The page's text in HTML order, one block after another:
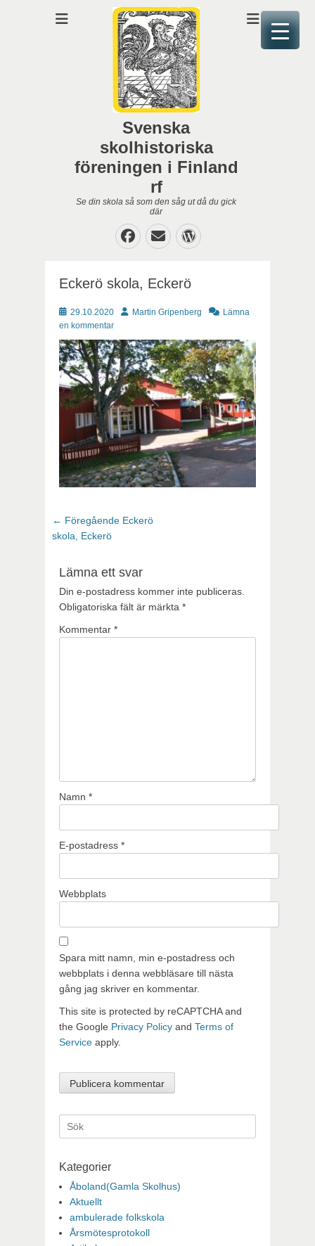
Svenska
skolhistoriska
föreningen i Finland
rf
Se din skola så som den såg ut då du gick
där
Facebook
E-
post
WordPress
Eckerö skola, Eckerö
Publicerat
29.10.2020 Författare
Martin Gripenberg
Lämna
en kommentar
Inläggsnavigering
← Föregående Föregående
Eckerö
skola, Eckerö
Lämna ett svar
Din e-postadress kommer inte publiceras.
Obligatoriska fält är märkta *
Kommentar *
Namn *
E-postadress *
Webbplats
Spara mitt namn, min e-postadress och
webbplats i denna webbläsare till nästa
gång jag skriver en kommentar.
This site is protected by reCAPTCHA and
the Google Privacy Policy and Terms of
Service apply.
Sök
efter:
Kategorier
Åboland(Gamla Skolhus)
Aktuellt
ambulerade folkskola
Årsmötesprotokoll